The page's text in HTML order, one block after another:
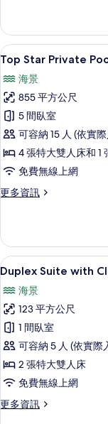
的
所
有
相
片
Duplex
Suite
with
Club
Benefits
Sea
View
的
詳
情
顯
Top
Star
Private
Pool
Residence
的
所
片
21
Top Star Private
海景
855 平方公尺
5 間臥室
可容納 15 人 (依實
4 張特大雙人床和 1
免費無線上網
更多資訊
更
Private
Pool
Residence
詳
情
顯
Duplex
Suite
with
Club
Benefits
Sea
View
的
7
Duplex Suite with
海景
123 平方公尺
1 間臥室
可容納 5 人 (依實際
2 張特大雙人床
免費無線上網
更多資訊
更